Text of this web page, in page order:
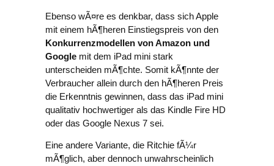
Ebenso wÃ¤re es denkbar, dass sich Apple
mit einem hÃ¶heren Einstiegspreis von den
Konkurrenzmodellen von Amazon und
Google mit dem iPad mini stark
unterscheiden mÃ¶chte. Somit kÃ¶nnte der
Verbraucher allein durch den hÃ¶heren Preis
die Erkenntnis gewinnen, dass das iPad mini
qualitativ hochwertiger als das Kindle Fire HD
oder das Google Nexus 7 sei.
Eine andere Variante, die Ritchie fÃ¼r
mÃ¶glich, aber dennoch unwahrscheinlich